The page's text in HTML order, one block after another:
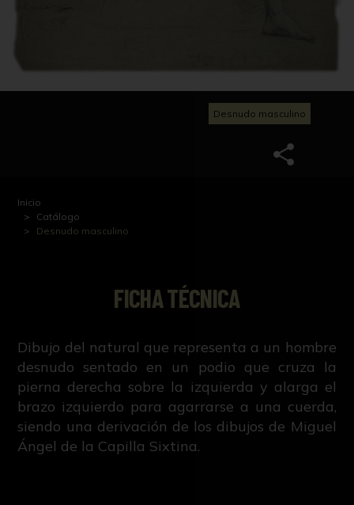
Desnudo masculino
Inicio
Catálogo
Desnudo masculino
FICHA TÉCNICA
Dibujo del natural que representa a un hombre
desnudo sentado en un podio que cruza la
pierna derecha sobre la izquierda y alarga el
brazo izquierdo para agarrarse a una cuerda,
siendo una derivación de los dibujos de Miguel
Ángel de la Capilla Sixtina.